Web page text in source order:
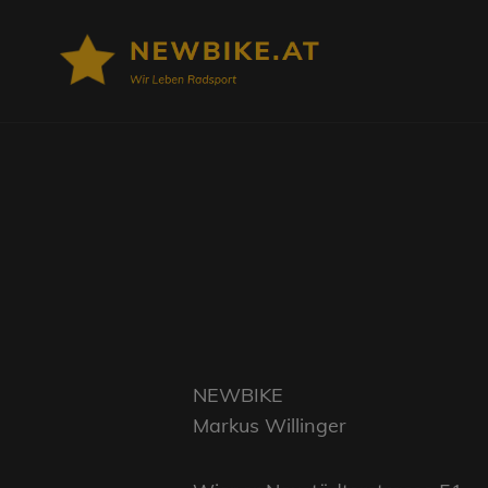
NEWBIKE
Markus Willinger